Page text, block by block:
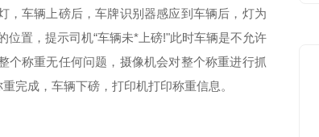
，车辆上磅后，车牌识别器感应到车辆后，灯为
置，提示司机“车辆未*上磅!"此时车辆是不允许
个称重无任何问题，摄像机会对整个称重进行抓
完成，车辆下磅，打印机打印称重信息。